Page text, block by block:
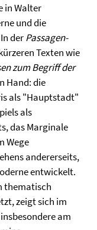
in Walter
und die
derPassagen-
Texten wie
zum Begriff der
Hand: die
als "Hauptstadt"
als
das Marginale
Wege
andererseits,
entwickelt.
thematisch
zeigt sich im
am